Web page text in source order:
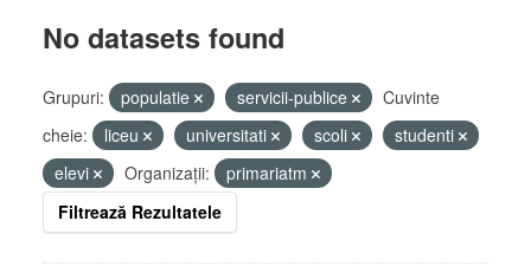
No datasets found
Grupuri: populatie servicii-publice
Cuvinte
cheie:
liceu universitati scoli
studenti
elevi
Organizații:
primariatm
Filtrează Rezultatele